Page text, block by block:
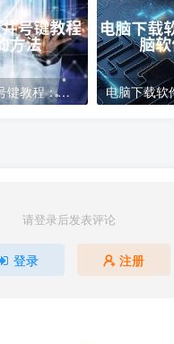
井号键怎么打_井号键教程：打出#的方法
请登录后发表评论
登录 注册